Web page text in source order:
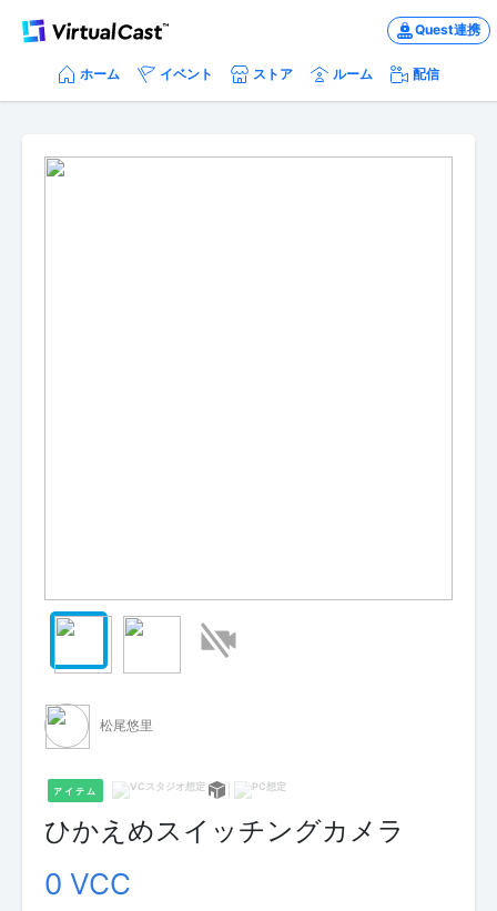
Quest連携
ホーム イベント ストア ルーム 配信
松尾悠里
アイテム
ひかえめスイッチングカメラ
0 VCC